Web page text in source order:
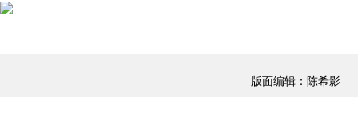
版面编辑：陈希影